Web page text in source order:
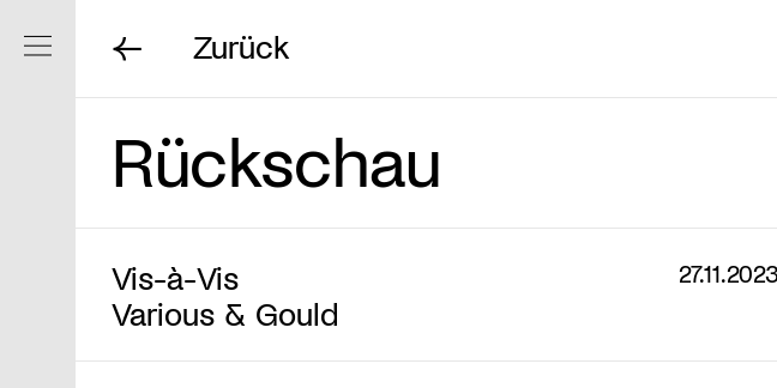
Navigation ein/ausblenden
Zurück
Rückschau
Vis-à-Vis
Various & Gould